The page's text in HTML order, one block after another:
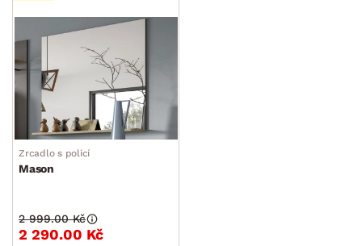
Zrcadlo s policí
Mason
2 290.00 Kč
2 999.00 Kč